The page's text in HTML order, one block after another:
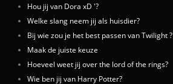
Hou jij van Dora xD '?
Welke slang neem jij als huisdier?
Bij wie zou je het best passen van Twilight ?
Maak de juiste keuze
Hoeveel weet jij over the lord of the rings?
Wie ben jij van Harry Potter?